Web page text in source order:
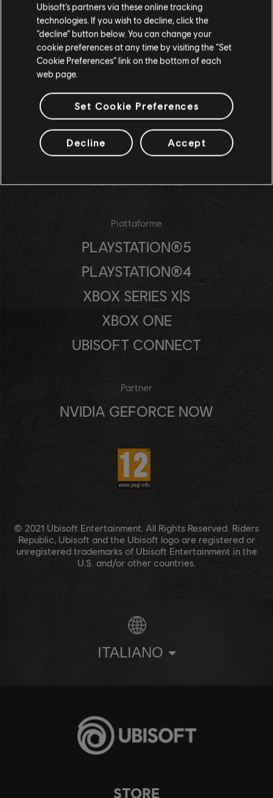
STORE
Studi
UBISOFT ANNECY
UBISOFT BELGRADE
UBISOFT BLUE BYTE
UBISOFT KYIV
UBISOFT MONTPELLIER
UBISOFT ODESA
UBISOFT PUNE
Piattaforme
PLAYSTATION®5
PLAYSTATION®4
XBOX SERIES X|S
XBOX ONE
UBISOFT CONNECT
Partner
NVIDIA GEFORCE NOW
© 2021 Ubisoft Entertainment. All Rights Reserved. Riders
Republic, Ubisoft and the Ubisoft logo are registered or
unregistered trademarks of Ubisoft Entertainment in the
U.S. and/or other countries.
ITALIANO
Ubisoft’s partners via these online tracking
technologies. If you wish to decline, click the
“decline” button below. You can change your
cookie preferences at any time by visiting the “Set
Cookie Preferences” link on the bottom of each
web page.
Set Cookie Preferences
Decline Accept